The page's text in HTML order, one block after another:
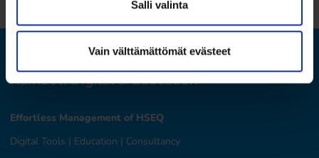
Salli valinta
Vain välttämättömät evästeet
Ramboll Digital & Education
Effortless Management of HSEQ
Digital Tools | Education | Consultancy